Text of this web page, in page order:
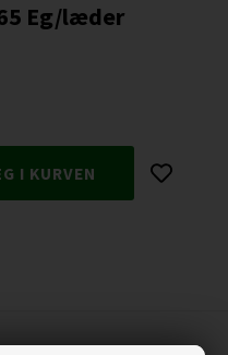
Eg/læder